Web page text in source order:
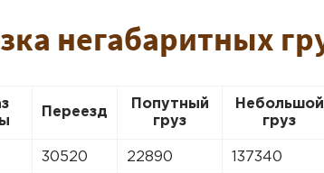
негабаритных
Переезд
Попутный
груз
Небольшой
груз
30520 22890 137340
+7 (499) 520-05-23